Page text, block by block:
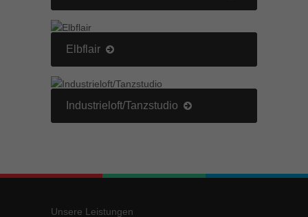
Elbflair
Industrieloft/Tanzstudio
Unsere Leistungen